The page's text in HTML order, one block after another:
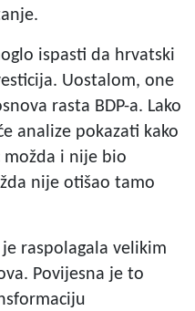
ispasti da hrvatski
Uostalom, one
rasta BDP-a. Lako
analize pokazati kako
možda i nije bio
nije otišao tamo
raspolagala velikim
Povijesna je to